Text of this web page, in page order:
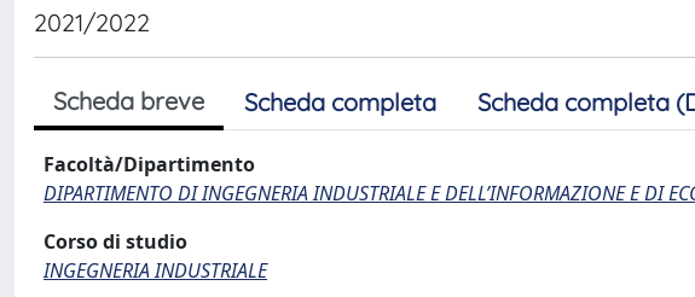
2021/2022
Scheda breve Scheda completa Scheda completa
Facoltà/Dipartimento
DIPARTIMENTO DI INGEGNERIA INDUSTRIALE E DELL’INFORMAZIONE E DI
Corso di studio
INGEGNERIA INDUSTRIALE